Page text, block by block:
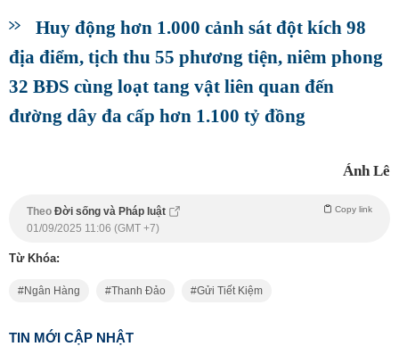
Huy động hơn 1.000 cảnh sát đột kích 98
địa điểm, tịch thu 55 phương tiện, niêm phong
32 BĐS cùng loạt tang vật liên quan đến
đường dây đa cấp hơn 1.100 tỷ đồng
Ánh Lê
Theo Đời sống và Pháp luật Copy link
01/09/2025 11:06 (GMT +7)
Từ Khóa:
Ngân Hàng Thanh Đảo Gửi Tiết Kiệm
TIN MỚI CẬP NHẬT